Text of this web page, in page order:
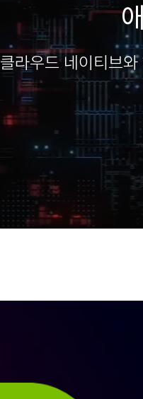
클라우드 네이티브